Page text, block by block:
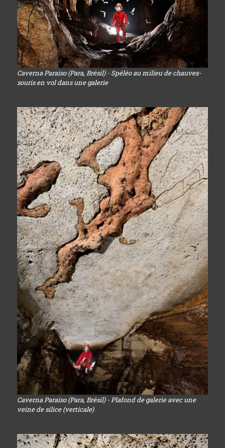
Caverna Paraiso (Para, Brésil) - Spéléo au milieu de chauves-
souris en vol dans une galerie
Caverna Paraiso (Para, Brésil) - Plafond de galerie avec une
veine de silice (verticale)